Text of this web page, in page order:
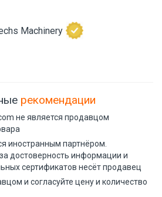
Machinery
рекомендации
не является продавцом
иностранным партнёром.
достоверность информации и
сертификатов несёт продавец
и согласуйте цену и количество